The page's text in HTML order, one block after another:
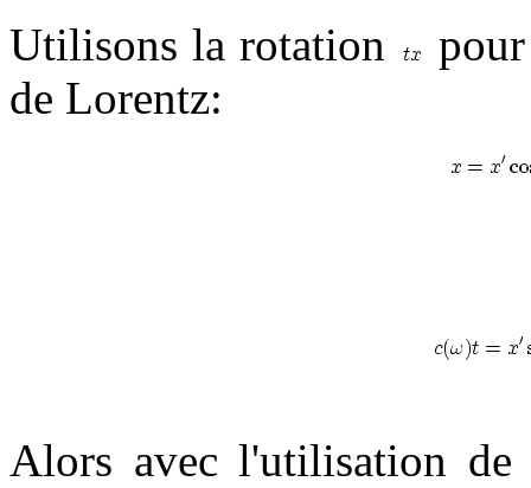
Utilisons la rotation
de Lorentz:
Alors avec l'utilisation